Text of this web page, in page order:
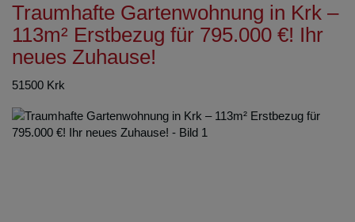
Traumhafte Gartenwohnung in Krk –
113m² Erstbezug für 795.000 €! Ihr
neues Zuhause!
51500 Krk